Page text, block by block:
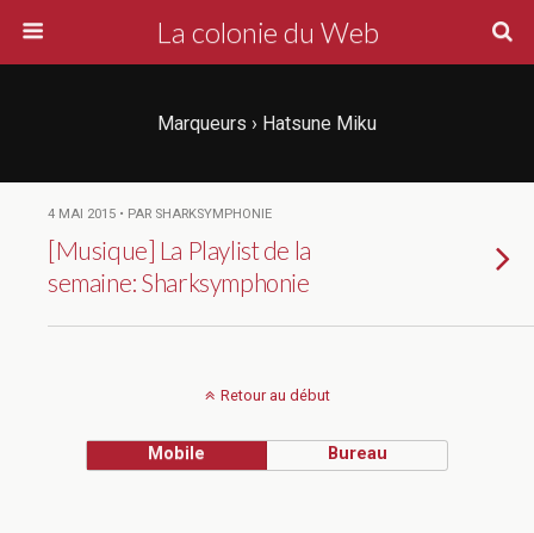
La colonie du Web
Marqueurs › Hatsune Miku
4 MAI 2015 • PAR SHARKSYMPHONIE
[Musique] La Playlist de la
semaine: Sharksymphonie
Retour au début
Mobile Bureau